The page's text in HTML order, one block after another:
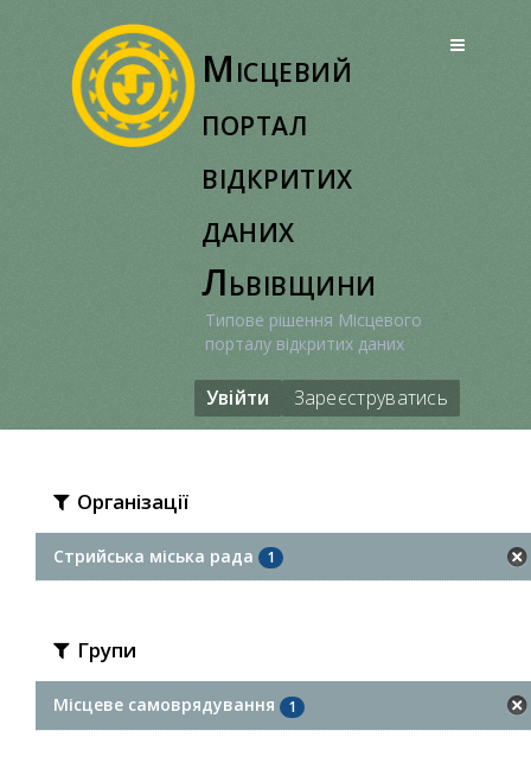
Місцевий
портал
відкритих
даних
Львівщини
Типове рішення Місцевого
порталу відкритих даних
Увійти Зареєструватись
Організації
Стрийська міська рада 1
Групи
Місцеве самоврядування 1